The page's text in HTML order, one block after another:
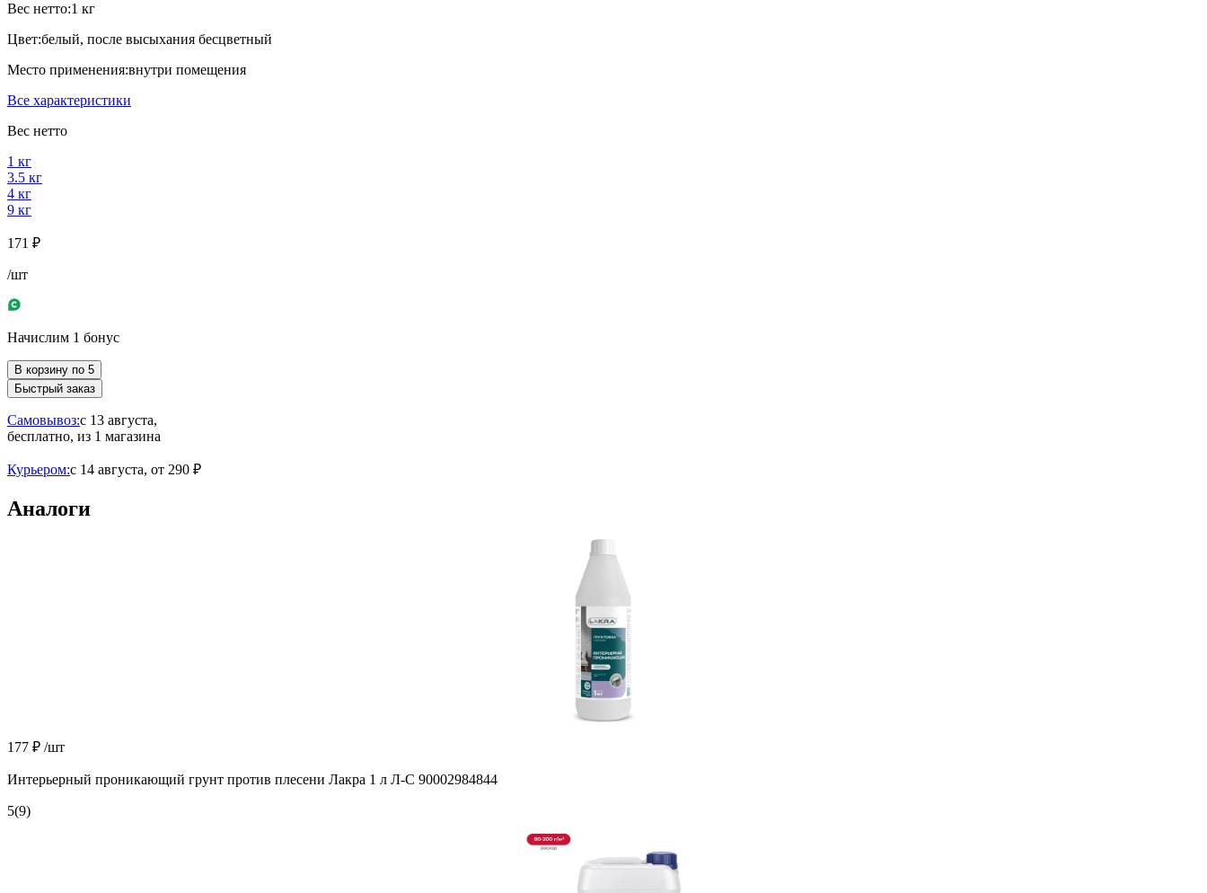
Вес нетто:1 кг
Цвет:белый, после высыхания бесцветный
Место применения:внутри помещения
Все характеристики
Вес нетто
1 кг
3.5 кг
4 кг
9 кг
171 ₽
/шт
Начислим 1 бонус
В корзину по 5
Быстрый заказ
Самовывоз:c 13 августа,
бесплатно, из 1 магазина
Курьером:c 14 августа, от 290 ₽
Аналоги
177 ₽ /шт
Интерьерный проникающий грунт против плесени Лакра 1 л Л-С 90002984844
5(9)